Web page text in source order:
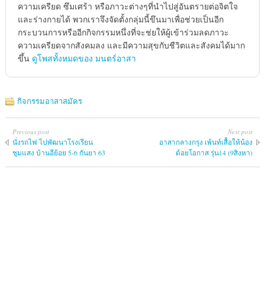
ความเครียด ซึมเศร้า หรือภาวะต่างๆที่นำไปสู่อันตรายต่อจิตใจ
และร่างกายได้ พวกเราจึงจัดตั้งกลุ่มนี้ขึนมาเพื่อช่วยเป็นอีก
กระบวนการหรืออีกกิจกรรมหนึ่งที่จะช่ยให้ผู้เข้าร่วมลดภาวะ
ความเครียดจากสังคมลง และมีความสุขกับชีวิตและสังคมได้มาก
ขึ้น ดูโพสทั้งหมดของ มนตร์อาสา
กิจกรรมอาสาสมัคร
Previous post
นั่งรถไฟ ไปพัฒนาโรงเรียน
ชุมแสง บ้านอีย้อย 5-6 กันยา 63
Next post
อาสากลางกรุง เพ้นท์เสื้อให้น้อง
ด้อยโอกาส รุ่น14 (9สิงหา)